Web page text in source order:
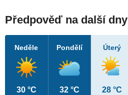
Předpověď na další dny
Neděle
30 °C
Pondělí
32 °C
Úterý
28 °C